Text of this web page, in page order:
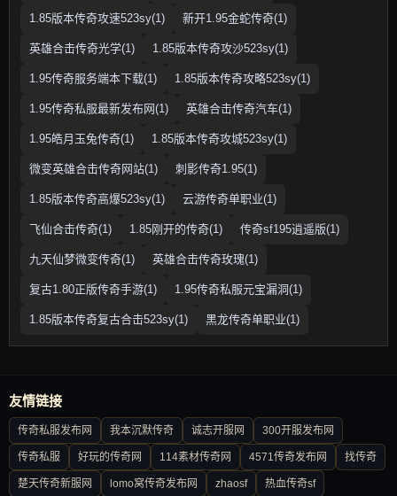
1.85版本传奇攻速523sy(1) 新开1.95金蛇传奇(1)
英雄合击传奇光学(1) 1.85版本传奇攻沙523sy(1)
1.95传奇服务端本下载(1) 1.85版本传奇攻略523sy(1)
1.95传奇私服最新发布网(1) 英雄合击传奇汽车(1)
1.95皓月玉兔传奇(1) 1.85版本传奇攻城523sy(1)
微变英雄合击传奇网站(1) 刺影传奇1.95(1)
1.85版本传奇高爆523sy(1) 云游传奇单职业(1)
飞仙合击传奇(1) 1.85刚开的传奇(1) 传奇sf195逍遥版(1)
九天仙梦微变传奇(1) 英雄合击传奇玫瑰(1)
复古1.80正版传奇手游(1) 1.95传奇私服元宝漏洞(1)
1.85版本传奇复古合击523sy(1) 黑龙传奇单职业(1)
友情链接
传奇私服发布网 我本沉默传奇 诚志开服网 300开服发布网
传奇私服 好玩的传奇网 114素材传奇网 4571传奇发布网 找传奇
楚天传奇新服网 lomo窝传奇发布网 zhaosf 热血传奇sf